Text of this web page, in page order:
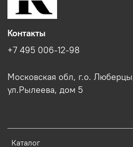
Каталог
Контакты
+7 495 006-12-98
Московская обл, г.о.
ул.Рылеева, дом 5